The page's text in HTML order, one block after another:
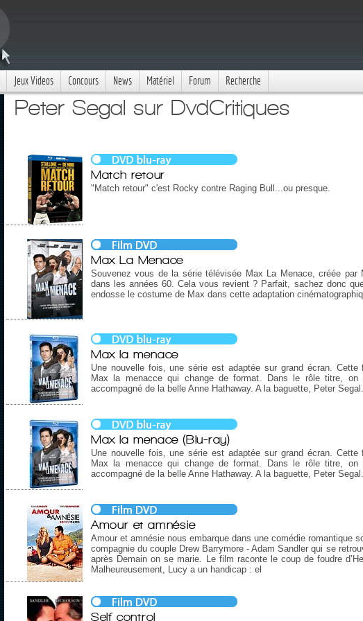
Jeux Videos Concours News Matériel Forum Recherche
Peter Segal sur DvdCritiques
Match retour
"Match retour" c'est Rocky contre Raging Bull...ou presque.
Max La Menace
Souvenez vous de la série télévisée Max La Menace, créée par
dans les années 60. Cela vous revient ? Parfait, sachez donc
endosse le costume de Max dans cette adaptation
Max la menace
Une nouvelle fois, une série est adaptée sur grand écran.
Max la menacce qui change de format. Dans le rôle titre, on
accompagné de la belle Anne Hathaway. A la baguette, Peter
Max la menace (Blu-ray)
Une nouvelle fois, une série est adaptée sur grand écran.
Max la menacce qui change de format. Dans le rôle titre, on
accompagné de la belle Anne Hathaway. A la baguette, Peter
Amour et amnésie
Amour et amnésie nous embarque dans une comédie romantique
compagnie du couple Drew Barrymore - Adam Sandler qui se
après Demain on se marie. Le film raconte le coup de foudre
Malheureusement, Lucy a un handicap : el
Self control